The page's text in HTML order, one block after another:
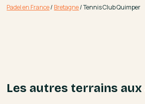
Padel en France/ Bretagne/Tennis Club Quimper
Les autres terrains